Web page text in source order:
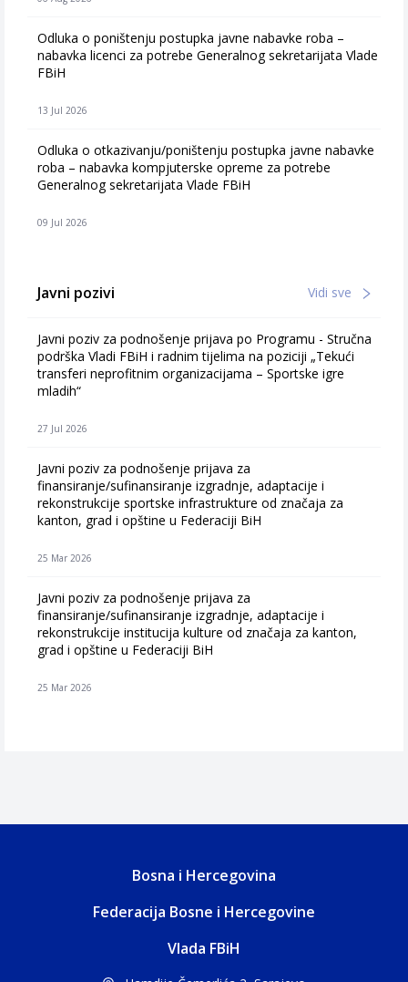
Odluka o poništenju postupka javne nabavke roba –
nabavka licenci za potrebe Generalnog sekretarijata Vlade
FBiH
13 Jul 2026
Odluka o otkazivanju/poništenju postupka javne nabavke
roba – nabavka kompjuterske opreme za potrebe
Generalnog sekretarijata Vlade FBiH
09 Jul 2026
Javni pozivi Vidi sve
Javni poziv za podnošenje prijava po Programu - Stručna
podrška Vladi FBiH i radnim tijelima na poziciji „Tekući
transferi neprofitnim organizacijama – Sportske igre
mladih“
27 Jul 2026
Javni poziv za podnošenje prijava za
finansiranje/sufinansiranje izgradnje, adaptacije i
rekonstrukcije sportske infrastrukture od značaja za
kanton, grad i opštine u Federaciji BiH
25 Mar 2026
Javni poziv za podnošenje prijava za
finansiranje/sufinansiranje izgradnje, adaptacije i
rekonstrukcije institucija kulture od značaja za kanton,
grad i opštine u Federaciji BiH
25 Mar 2026
Bosna i Hercegovina
Federacija Bosne i Hercegovine
Vlada FBiH